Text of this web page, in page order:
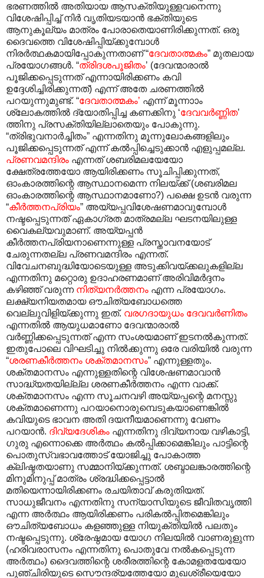
ഭരണത്തിൽ അതിയായ ആസക്തിയുള്ളവനെന്നു
വിശേഷിപ്പിച്ച് നിർ വൃതിയടയാൻ ഭക്തിയുടെ
ആനുകൂല്യം മാത്രം പോരാതെയാണിരിക്കുന്നത്. ഒരു
ദൈവത്തെ വിശേഷിപ്പിയ്ക്കുമ്പോൾ
നിരർത്ഥകമായിപ്പോകുന്നതാണ് “ദേവതാത്മകം” മുതലായ
പ്രയോഗങ്ങൾ. “ത്രിദശപൂജിതം’ (ദേവന്മാരാൽ
പൂജിക്കപ്പെടുന്നത് എന്നായിരിക്കണം കവി
ഉദ്ദേശിച്ചിരിക്കുന്നത്) എന്ന് അതേ ചരണത്തിൽ
പറയുന്നുമുണ്ട്. “ദേവതാത്മകം’ എന്ന് മൂന്നാ‍ാം
ശ്ലോകത്തിൽ ദ്യോതിപ്പിച്ച കണക്കിനു ‘ദേവവർണ്ണിത’
ത്തിനു പ്രസക്തിയില്ലാതെയും പോകുന്നു.
“ത്രിഭുവനാർച്ചിതം” എന്നതിനു മൂന്നുലോകങ്ങളിലും
പൂജിക്കപ്പെടുന്നത് എന്ന് കൽ‌പ്പിച്ചെടുക്കാൻ എളുപ്പമല്ല.
പ്രണവമന്ദിരം എന്നത് ശബരിമലയേയോ
ക്ഷേത്രത്തേയോ ആയിരിക്കണം സൂചിപ്പിക്കുന്നത്,
ഓംകാരത്തിന്റെ ആസ്ഥാനമെന്ന നിലയ്ക്ക് (ശബരിമല
ഓംകാരത്തിന്റെ ആസ്ഥാനമാണോ?) പക്ഷെ ഉടൻ വരുന്ന
“കീർത്തനപ്രിയം” അയ്യപ്പവിശേഷണമാവുമ്പോൾ
നഷ്ടപ്പെടുന്നത് ഏകാഗ്രത മാത്രമല്ല ഘടനയിലുള്ള
വൈകല്യവുമാണ്. അയ്യപ്പൻ
കീർത്തനപ്രിയനാണെന്നുള്ള പ്രസ്താവനയോട്
ചേരുന്നതല്ല പ്രണവമന്ദിരം എന്നത്.
വിവേചനബുദ്ധിയോടെയുള്ള അടുക്കിവയ്ക്കലുകളില്ല
എന്നതിനു മറ്റൊരു ഉദാഹരണമാണ് അരിവിമർദ്ദനം
കഴിഞ്ഞ് വരുന്ന നിത്യനർത്തനം എന്ന പ്രയോഗം.
ലക്ഷ്യനിയതമായ ഔചിത്യബോധത്തെ
വെല്ലുവിളിയ്ക്കുന്നു ഇത്. വരഗദായുധം ദേവവർണിതം
എന്നതിൽ ആയുധമാണോ ദേവന്മാരാൽ
വർണ്ണിക്കപ്പെടുന്നത് എന്ന സംശയമാണ് ഇടനൽകുന്നത്.
ഇതുപോലെ വിഘടിച്ചു നിൽക്കുന്നു ഒരേ വരിയിൽ വരുന്ന
“ശരണകീർത്തനം ശക്തമാനസം” എന്നുള്ളതും.
ശക്തമാനസം എന്നുള്ളതിന്റെ വിശേഷണമാവാൻ
സാദ്ധ്യതയില്ല്ല ശരണകീർത്തനം എന്ന വാക്ക്.
ശക്തമാനസം എന്ന സൂചനവഴി അയ്യപ്പന്റെ മനസ്സു
ശക്തമാണെന്നു പറയാനൊരുമ്പെടുകയാണെങ്കിൽ
കവിയുടെ ഭാവന അതി ദയനീയമാണെന്നു വേണം
പറയാൻ. ദിവ്യദേശികം എന്നതിനു ദിവ്യനായ വഴികാട്ടി,
ഗുരു എന്നൊക്കെ അർത്ഥം കൽ‌പ്പിക്കാമെങ്കിലും പാട്ടിന്റെ
പൊതുസ്വഭാവത്തോട് യോജിച്ചു പോകാത്ത
ക്ലിഷ്ടതയാണു സമ്മാനിയ്ക്കുന്നത്. ശബ്ദാലങ്കാരത്തിന്റെ
മിനുമിനുപ്പ് മാത്രം ശ്രദ്ധിക്കപ്പെട്ടാൽ
മതിയെന്നായിരിക്കണം രചയിതാവ് കരുതിയത്.
സാധുജീവനം എന്നതിനു സന്യാസിയുടെ ജീവിതവൃത്തി
എന്ന അർത്ഥം ആയിരിക്കണം പരികൽ‌പ്പിതമെങ്കിലും
ഔചിത്യബോധം കളഞ്ഞുള്ള നിയുക്തിയിൽ പലതും
നഷ്ടപ്പെടുന്നു. ശ്രേഷ്ഠമായ യോഗ നിലയിൽ വാണരുളുന്ന
(ഹരിവരാസനം എന്നതിനു പൊതുവേ നൽകപ്പെടുന്ന
അർത്ഥം) ദൈവത്തിന്റെ ശരീരത്തിന്റെ കോമളതയേയോ
പുഞ്ചിരിയുടെ സൌന്ദര്യത്തേയോ മുഖശ്രീയെയോ